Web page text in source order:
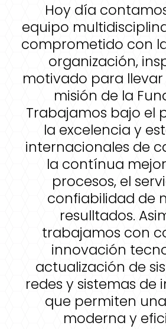
Hoy día
equipo
comprometido con
organización,
motivado para
misión de la
Trabajamos bajo el
la excelencia y
internacionales de
la contínua
procesos, el
confiabilidad de
resulltados.
trabajamos con
innovación
actualización de
redes y sistemas de
que permiten
moderna y